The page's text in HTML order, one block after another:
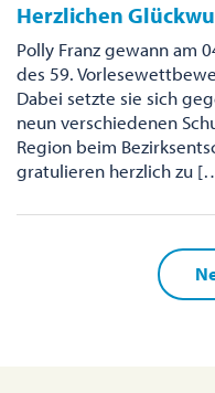
Herzlichen
Polly Franz gewann am
des 59.
Dabei setzte sie sich
neun verschiedenen
Region beim
gratulieren herzlich zu